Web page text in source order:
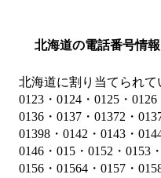
北海道の電話番号情報
北海道に割り当てられて
0123・0124・0125・
0136・0137・01372・
01398・0142・0143・
0146・015・0152・0153
0156・01564・0157・